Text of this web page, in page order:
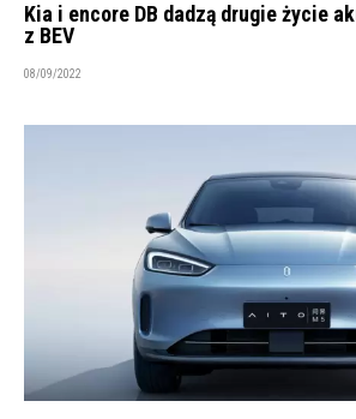
Kia i encore DB dadzą drugie życie
z BEV
08/09/2022